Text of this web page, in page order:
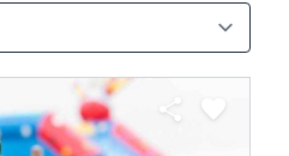
share favorite